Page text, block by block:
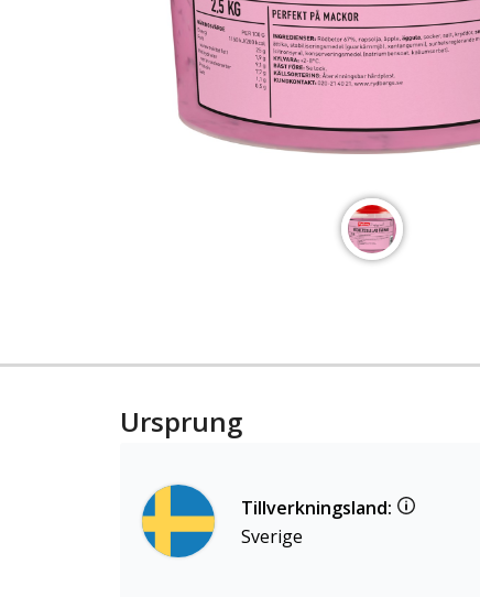
Ursprung
Tillverkningsland:
Sverige